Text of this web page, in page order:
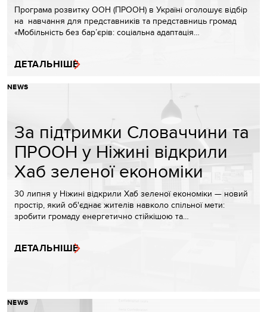
Програма розвитку ООН (ПРООН) в Україні оголошує відбір
на навчання для представників та представниць громад
«Мобільність без бар’єрів: соціальна адаптація…
ДЕТАЛЬНІШЕ
NEWS
За підтримки Словаччини та
ПРООН у Ніжині відкрили
Хаб зеленої економіки
30 липня у Ніжині відкрили Хаб зеленої економіки — новий
простір, який об'єднає жителів навколо спільної мети:
зробити громаду енергетично стійкішою та…
ДЕТАЛЬНІШЕ
NEWS